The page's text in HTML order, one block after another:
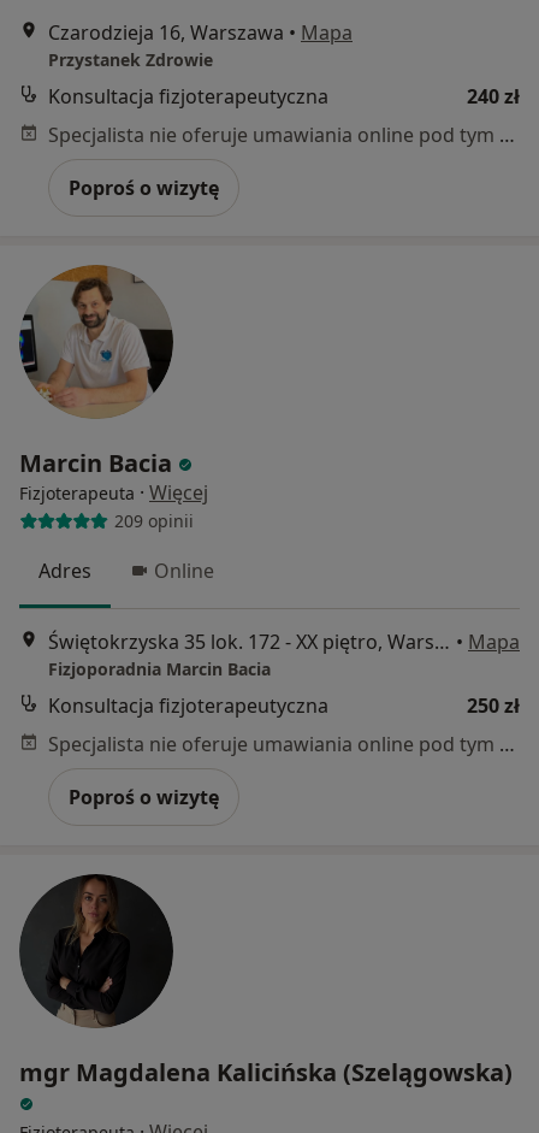
Czarodzieja 16, Warszawa • Mapa
Przystanek Zdrowie
Konsultacja fizjoterapeutyczna
240 zł
Specjalista nie oferuje umawiania online pod tym adresem.
Poproś o wizytę
Marcin Bacia
Fizjoterapeuta · Więcej
209 opinii
Adres Online
Świętokrzyska 35 lok. 172 - XX piętro, Warszawa • Mapa
Fizjoporadnia Marcin Bacia
Konsultacja fizjoterapeutyczna
250 zł
Specjalista nie oferuje umawiania online pod tym adresem.
Poproś o wizytę
mgr Magdalena Kalicińska (Szelągowska)